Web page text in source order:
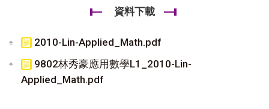
資料下載
2010-Lin-Applied_Math.pdf
9802林秀豪應用數學L1_2010-Lin-
Applied_Math.pdf